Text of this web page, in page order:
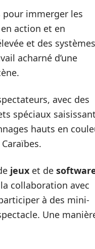
pour immerger les
action et en
et des systèmes
acharné d’une
avec des
spéciaux
hauts en
jeux et de
collaboration avec
à des mini-
Une